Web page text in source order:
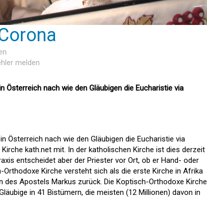
melden
nach wie den Gläubigen die Eucharistie via
Österreich nach wie den Gläubigen die Eucharistie via
kath.net mit. In der katholischen Kirche ist dies derzeit
entscheidet aber der Priester vor Ort, ob er Hand- oder
Kirche versteht sich als die erste Kirche in Afrika
des Apostels Markus zurück. Die Koptisch-Orthodoxe Kirche
in 41 Bistümern, die meisten (12 Millionen) davon in